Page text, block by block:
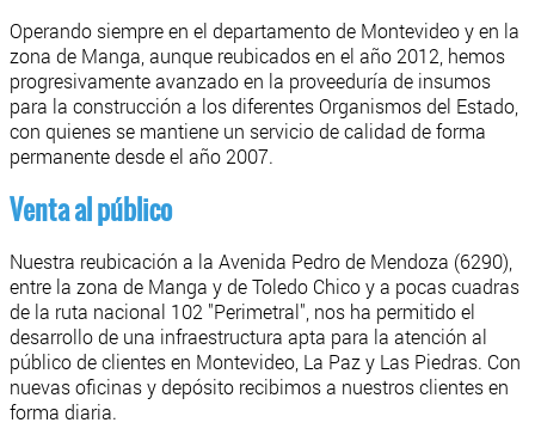
Operando siempre en el departamento de Montevideo y en la
zona de Manga, aunque reubicados en el año 2012, hemos
progresivamente avanzado en la proveeduría de insumos
para la construcción a los diferentes Organismos del Estado,
con quienes se mantiene un servicio de calidad de forma
permanente desde el año 2007.
Venta al público
Nuestra reubicación a la Avenida Pedro de Mendoza (6290),
entre la zona de Manga y de Toledo Chico y a pocas cuadras
de la ruta nacional 102 "Perimetral", nos ha permitido el
desarrollo de una infraestructura apta para la atención al
público de clientes en Montevideo, La Paz y Las Piedras. Con
nuevas oficinas y depósito recibimos a nuestros clientes en
forma diaria.